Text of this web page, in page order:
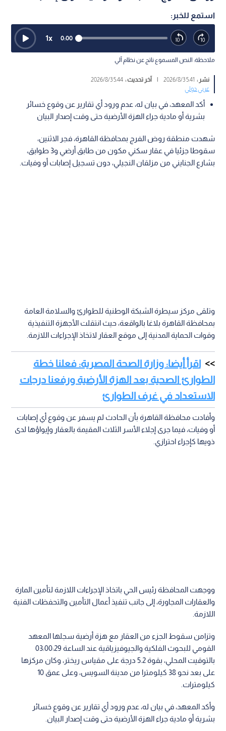
استمع للخبر:
0:00
1x
ملاحظة: النص المسموع ناتج عن نظام آلي
نشر : 5:41 2026/8/3
| آخر تحديث :5:44 2026/8/3
عربي دولي
أكد المعهد، في بيان له، عدم ورود أي تقارير عن وقوع خسائر
بشرية أو مادية جراء الهزة الأرضية حتى وقت إصدار البيان
شهدت منطقة روض الفرج بمحافظة القاهرة، فجر الاثنين،
سقوطا جزئيا في عقار سكني مكون من طابق أرضي و3 طوابق،
بشارع الجنايني من مزلقان النجيلي، دون تسجيل إصابات أو وفيات.
وتلقى مركز سيطرة الشبكة الوطنية للطوارئ والسلامة العامة
بمحافظة القاهرة بلاغا بالواقعة، حيث انتقلت الأجهزة التنفيذية
وقوات الحماية المدنية إلى موقع العقار لاتخاذ الإجراءات اللازمة.
اقرأ أيضا: وزارة الصحة المصرية: فعلنا خطة
الطوارئ الصحية بعد الهزة الأرضية ورفعنا درجات
الاستعداد في غرف الطوارئ
وأفادت محافظة القاهرة بأن الحادث لم يسفر عن وقوع أي إصابات
أو وفيات، فيما جرى إجلاء الأسر الثلاث المقيمة بالعقار وإيواؤها لدى
ذويها كإجراء احترازي.
ووجهت المحافظة رئيس الحي باتخاذ الإجراءات اللازمة لتأمين المارة
والعقارات المجاورة، إلى جانب تنفيذ أعمال التأمين والتحفظات الفنية
اللازمة.
وتزامن سقوط الجزء من العقار مع هزة أرضية سجلها المعهد
القومي للبحوث الفلكية والجيوفيزياقية عند الساعة 03:00:29
بالتوقيت المحلي، بقوة 5.2 درجة على مقياس ريختر، وكان مركزها
على بعد نحو 38 كيلومترا من مدينة السويس، وعلى عمق 10
كيلومترات.
وأكد المعهد، في بيان له، عدم ورود أي تقارير عن وقوع خسائر
بشرية أو مادية جراء الهزة الأرضية حتى وقت إصدار البيان.